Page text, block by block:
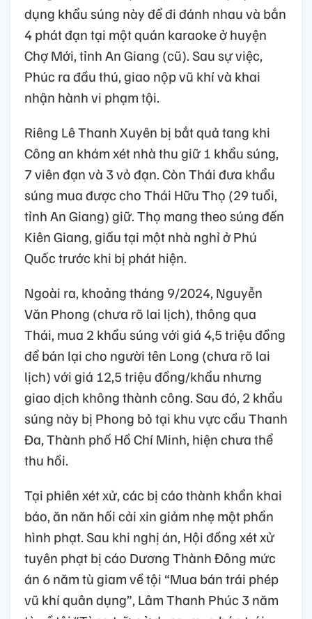
dụng khẩu súng này để đi đánh nhau và bắn
4 phát đạn tại một quán karaoke ở huyện
Chợ Mới, tỉnh An Giang (cũ). Sau sự việc,
Phúc ra đầu thú, giao nộp vũ khí và khai
nhận hành vi phạm tội.
Riêng Lê Thanh Xuyên bị bắt quả tang khi
Công an khám xét nhà thu giữ 1 khẩu súng,
7 viên đạn và 3 vỏ đạn. Còn Thái đưa khẩu
súng mua được cho Thái Hữu Thọ (29 tuổi,
tỉnh An Giang) giữ. Thọ mang theo súng đến
Kiên Giang, giấu tại một nhà nghỉ ở Phú
Quốc trước khi bị phát hiện.
Ngoài ra, khoảng tháng 9/2024, Nguyễn
Văn Phong (chưa rõ lai lịch), thông qua
Thái, mua 2 khẩu súng với giá 4,5 triệu đồng
để bán lại cho người tên Long (chưa rõ lai
lịch) với giá 12,5 triệu đồng/khẩu nhưng
giao dịch không thành công. Sau đó, 2 khẩu
súng này bị Phong bỏ tại khu vực cầu Thanh
Đa, Thành phố Hồ Chí Minh, hiện chưa thể
thu hồi.
Tại phiên xét xử, các bị cáo thành khẩn khai
báo, ăn năn hối cải xin giảm nhẹ một phần
hình phạt. Sau khi nghị án, Hội đồng xét xử
tuyên phạt bị cáo Dương Thành Đông mức
án 6 năm tù giam về tội “Mua bán trái phép
vũ khí quân dụng”, Lâm Thanh Phúc 3 năm